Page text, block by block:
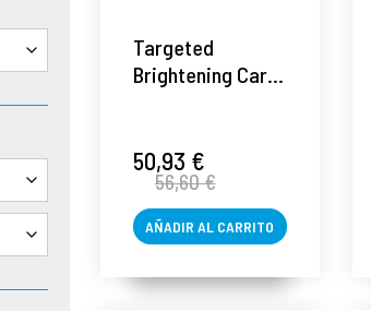
Targeted
Brightening Care |
hiperpigmentadas
100ml - White -
Bruno Vassari ®
50,93 €
56,60 €
AÑADIR AL CARRITO